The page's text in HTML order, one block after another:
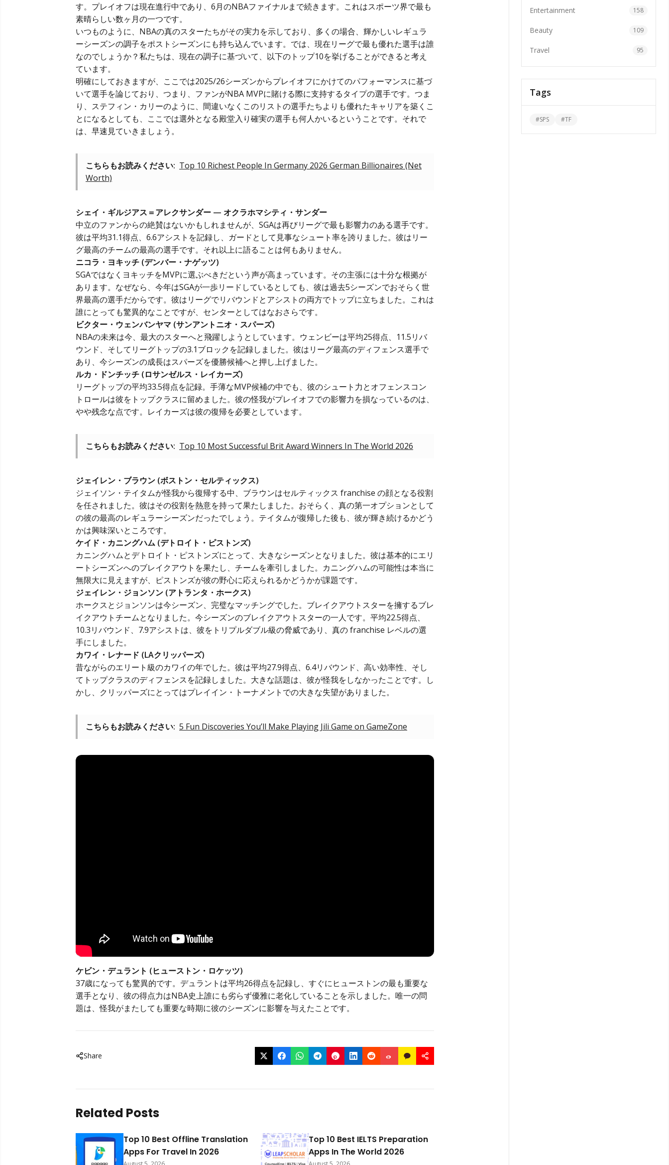
す。プレイオフは現在進行中であり、6月のNBAファイナルまで続きます。これはスポーツ界で最も
素晴らしい数ヶ月の一つです。
いつものように、NBAの真のスターたちがその実力を示しており、多くの場合、輝かしいレギュラ
ーシーズンの調子をポストシーズンにも持ち込んでいます。では、現在リーグで最も優れた選手は誰
なのでしょうか？私たちは、現在の調子に基づいて、以下のトップ10を挙げることができると考え
ています。
明確にしておきますが、ここでは2025/26シーズンからプレイオフにかけてのパフォーマンスに基づ
いて選手を論じており、つまり、ファンがNBA MVPに賭ける際に支持するタイプの選手です。つま
り、ステフィン・カリーのように、間違いなくこのリストの選手たちよりも優れたキャリアを築くこ
とになるとしても、ここでは選外となる殿堂入り確実の選手も何人かいるということです。それで
は、早速見ていきましょう。
こちらもお読みください: Top 10 Richest People In Germany 2026 German Billionaires (Net
Worth)
シェイ・ギルジアス＝アレクサンダー — オクラホマシティ・サンダー
中立のファンからの絶賛はないかもしれませんが、SGAは再びリーグで最も影響力のある選手です。
彼は平均31.1得点、6.6アシストを記録し、ガードとして見事なシュート率を誇りました。彼はリー
グ最高のチームの最高の選手です。それ以上に語ることは何もありません。
ニコラ・ヨキッチ (デンバー・ナゲッツ)
SGAではなくヨキッチをMVPに選ぶべきだという声が高まっています。その主張には十分な根拠が
あります。なぜなら、今年はSGAが一歩リードしているとしても、彼は過去5シーズンでおそらく世
界最高の選手だからです。彼はリーグでリバウンドとアシストの両方でトップに立ちました。これは
誰にとっても驚異的なことですが、センターとしてはなおさらです。
ビクター・ウェンバンヤマ (サンアントニオ・スパーズ)
NBAの未来は今、最大のスターへと飛躍しようとしています。ウェンビーは平均25得点、11.5リバ
ウンド、そしてリーグトップの3.1ブロックを記録しました。彼はリーグ最高のディフェンス選手で
あり、 今シーズンの成長はスパーズを優勝候補へと押し上げました。
ルカ・ドンチッチ (ロサンゼルス・レイカーズ)
リーグトップの平均33.5得点を記録。手薄なMVP候補の中でも、彼のシュート力とオフェンスコン
トロールは彼をトップクラスに留めました。彼の怪我がプレイオフでの影響力を損なっているのは、
やや残念な点です。レイカーズは彼の復帰を必要としています。
こちらもお読みください: Top 10 Most Successful Brit Award Winners In The World 2026
ジェイレン・ブラウン (ボストン・セルティックス)
ジェイソン・テイタムが怪我から復帰する中、ブラウンはセルティックス franchise の顔となる役割
を任されました。彼はその役割を熱意を持って果たしました。おそらく、真の第一オプションとして
の彼の最高のレギュラーシーズンだったでしょう。テイタムが復帰した後も、彼が輝き続けるかどう
かは興味深いところです。
ケイド・カニングハム (デトロイト・ピストンズ)
カニングハムとデトロイト・ピストンズにとって、大きなシーズンとなりました。彼は基本的にエリ
ートシーズンへのブレイクアウトを果たし、チームを牽引しました。カニングハムの可能性は本当に
無限大に見えますが、ピストンズが彼の野心に応えられるかどうかが課題です。
ジェイレン・ジョンソン (アトランタ・ホークス)
ホークスとジョンソンは今シーズン、完璧なマッチングでした。ブレイクアウトスターを擁するブレ
イクアウトチームとなりました。今シーズンのブレイクアウトスターの一人です。平均22.5得点、
10.3リバウンド、7.9アシストは、彼をトリプルダブル級の脅威であり、真の franchise レベルの選
手にしました。
カワイ・レナード (LAクリッパーズ)
昔ながらのエリート級のカワイの年でした。彼は平均27.9得点、6.4リバウンド、高い効率性、そし
てトップクラスのディフェンスを記録しました。大きな話題は、彼が怪我をしなかったことです。し
かし、クリッパーズにとってはプレイイン・トーナメントでの大きな失望がありました。
こちらもお読みください: 5 Fun Discoveries You’ll Make Playing Jili Game on GameZone
ケビン・デュラント (ヒューストン・ロケッツ)
37歳になっても驚異的です。デュラントは平均26得点を記録し、すぐにヒューストンの最も重要な
選手となり、彼の得点力はNBA史上誰にも劣らず優雅に老化していることを示しました。唯一の問
題は、怪我がまたしても重要な時期に彼のシーズンに影響を与えたことです。
Share
Related Posts
Top 10 Best Offline Translation
Apps For Travel In 2026
Top 10 Best IELTS Preparation
Apps In The World 2026
Entertainment 158
Beauty 109
Travel 95
Tags
#SPS #TF